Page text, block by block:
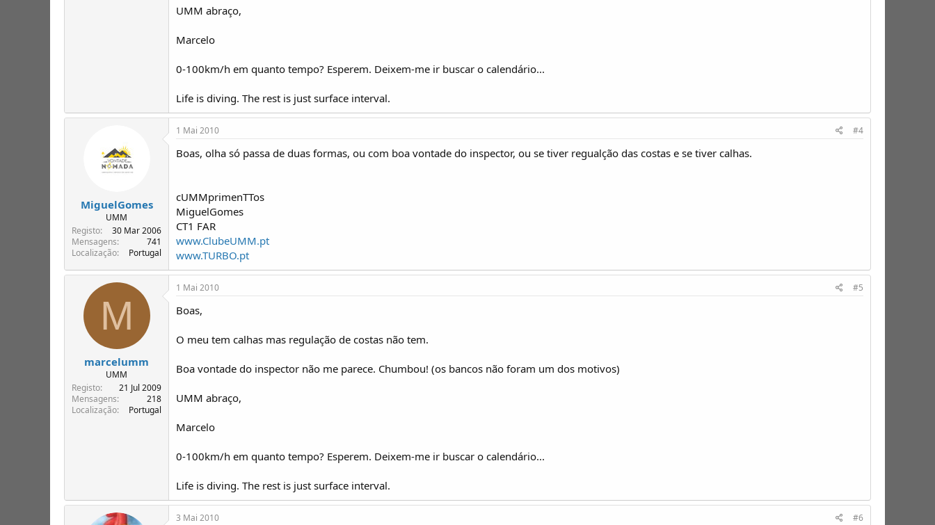
UMM abraço,
Marcelo
0-100km/h em quanto tempo? Esperem. Deixem-me ir buscar o calendário...
Life is diving. The rest is just surface interval.
MiguelGomes
UMM
Registo
30 Mar 2006
Mensagens
741
Localização
Portugal
1 Mai 2010 #4
Boas, olha só passa de duas formas, ou com boa vontade do inspector, ou se tiver regualção das costas e se tiver calhas.
cUMMprimenTTos
MiguelGomes
CT1 FAR
www.ClubeUMM.pt
www.TURBO.pt
M
marcelumm
UMM
Registo
21 Jul 2009
Mensagens
218
Localização
Portugal
1 Mai 2010 #5
Boas,
O meu tem calhas mas regulação de costas não tem.
Boa vontade do inspector não me parece. Chumbou! (os bancos não foram um dos motivos)
UMM abraço,
Marcelo
0-100km/h em quanto tempo? Esperem. Deixem-me ir buscar o calendário...
Life is diving. The rest is just surface interval.
3 Mai 2010 #6